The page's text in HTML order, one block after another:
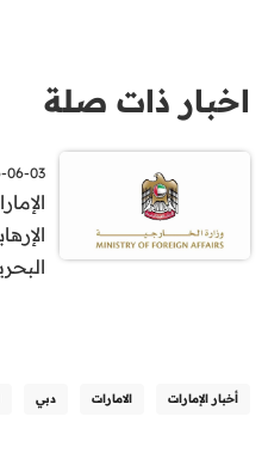
اخبار ذات صلة
03 | 12:29
أخبار الإمارات الامارات دبي